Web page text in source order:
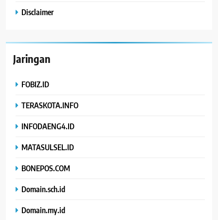
Disclaimer
Jaringan
FOBIZ.ID
TERASKOTA.INFO
INFODAENG4.ID
MATASULSEL.ID
BONEPOS.COM
Domain.sch.id
Domain.my.id